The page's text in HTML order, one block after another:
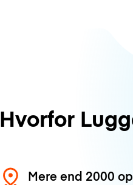
Hvorfor
Mere end 2000